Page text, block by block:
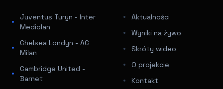
Juventus Turyn - Inter
Mediolan
Chelsea Londyn - AC
Milan
Cambridge United -
Barnet
Aktualności
Wyniki na żywo
Skróty wideo
O projekcie
Kontakt